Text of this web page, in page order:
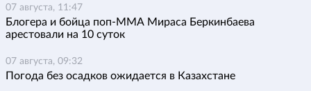
07 августа, 11:47
Блогера и бойца поп-ММА Мираса Беркинбаева
арестовали на 10 суток
07 августа, 09:32
Погода без осадков ожидается в Казахстане